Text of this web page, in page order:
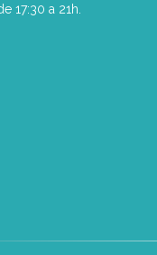
17:30 a 21h.